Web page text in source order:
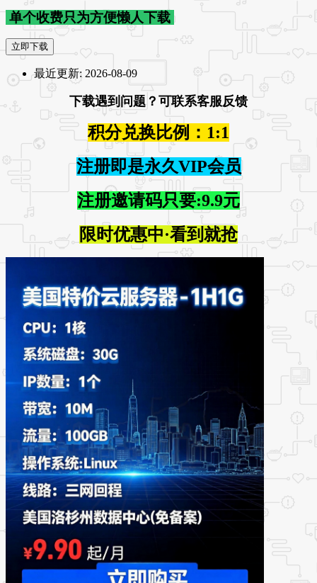
单个收费只为方便懒人下载
立即下载
最近更新: 2026-08-09
下载遇到问题？可联系客服反馈
积分兑换比例：1:1
注册即是永久VIP会员
注册邀请码只要:9.9元
限时优惠中·看到就抢